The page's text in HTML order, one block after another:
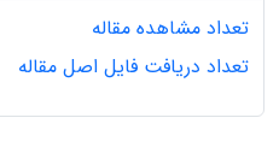
تعداد مشاهده مقاله
تعداد دریافت فایل اصل مقاله